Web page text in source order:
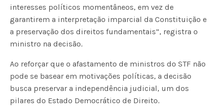
interesses políticos momentâneos, em vez de
garantirem a interpretação imparcial da Constituição e
a preservação dos direitos fundamentais”, registra o
ministro na decisão.
Ao reforçar que o afastamento de ministros do STF não
pode se basear em motivações políticas, a decisão
busca preservar a independência judicial, um dos
pilares do Estado Democrático de Direito.